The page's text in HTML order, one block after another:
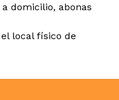
domicilio, abonas
local físico de